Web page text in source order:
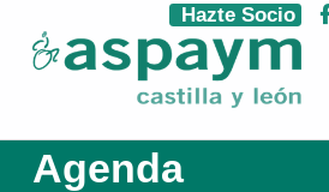
ASPAYM Castilla y León
Hazte Socio
Agenda